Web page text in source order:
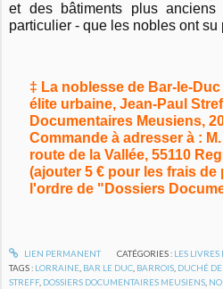
et des bâtiments plus
particulier - que les nobles ont su
‡ La noblesse de Bar-le-
élite urbaine, Jean-Paul
Documentaires Meusiens,
Commande à adresser à :
route de la Vallée, 55110
(ajouter 5 € pour les frais de
l'ordre de "Dossiers
LIEN PERMANENT CATÉGORIES : LES
TAGS : LORRAINE BAR LE DUC BARROIS DUCHÉ
STREFF, DOSSIERS DOCUMENTAIRES MEUSIENS